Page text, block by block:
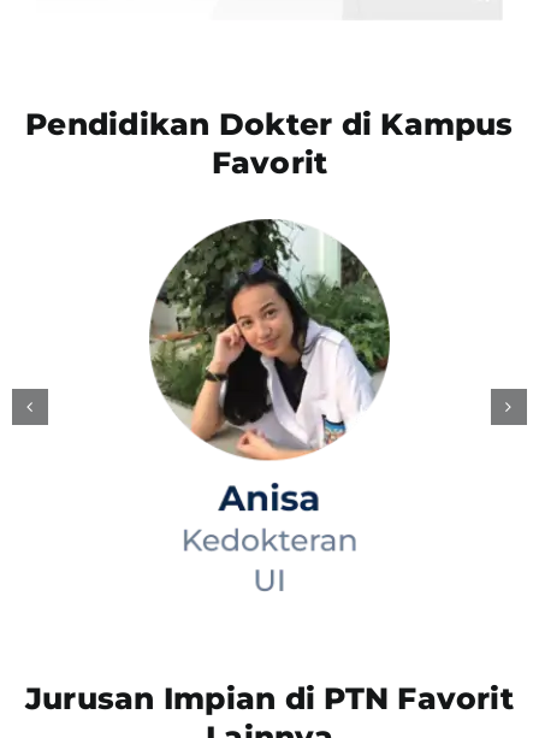
Pendidikan Dokter di Kampus
Favorit
Jurusan Impian di PTN Favorit